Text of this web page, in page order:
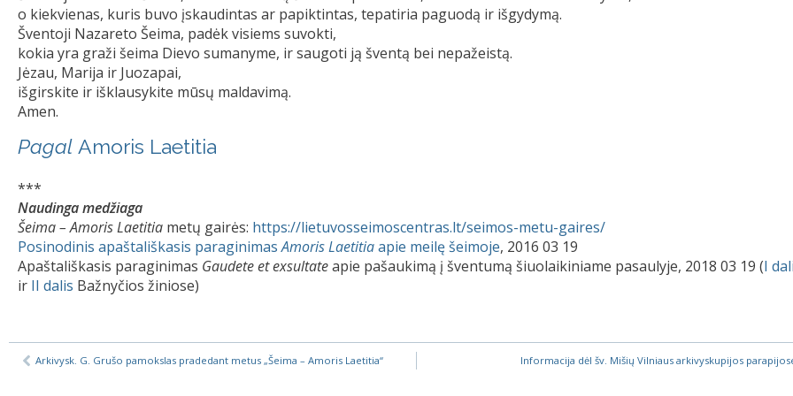
o kiekvienas, kuris buvo įskaudintas ar papiktintas, tepatiria paguodą ir išgydymą.
Šventoji Nazareto Šeima, padėk visiems suvokti,
kokia yra graži šeima Dievo sumanyme, ir saugoti ją šventą bei nepažeistą.
Jėzau, Marija ir Juozapai,
išgirskite ir išklausykite mūsų maldavimą.
Amen.
Pagal Amoris Laetitia
***
Naudinga medžiaga
Šeima – Amoris Laetitia metų gairės: https://lietuvosseimoscentras.lt/seimos-metu-gaires/
Posinodinis apaštališkasis paraginimasAmoris Laetitiaapie meilę šeimoje, 2016 03 19
Apaštališkasis paraginimas Gaudete et exsultateapie pašaukimą į šventumą šiuolaikiniame pasaulyje, 2018 03 19 (I
ir II dalis Bažnyčios žiniose)
Arkivysk. G. Grušo pamokslas pradedant metus „Šeima – Amoris Laetitia“ Informacija dėl šv. Mišių Vilniaus arkivyskupijos